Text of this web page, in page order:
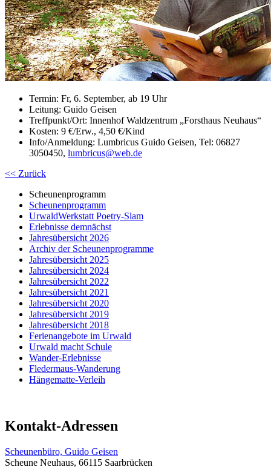
Termin: Fr, 6. September, ab 19 Uhr
Leitung: Guido Geisen
Treffpunkt/Ort: Innenhof Waldzentrum „Forsthaus Neuhaus“
Kosten: 9 €/Erw., 4,50 €/Kind
Info/Anmeldung: Lumbricus Guido Geisen, Tel: 06827
3050450, lumbricus@web.de
<< Zurück
Scheunenprogramm
Scheunenprogramm
UrwaldWerkstatt Poetry-Slam
Erlebnisse demnächst
Jahresübersicht 2026
Archiv der Scheunenprogramme
Jahresübersicht 2025
Jahresübersicht 2024
Jahresübersicht 2022
Jahresübersicht 2021
Jahresübersicht 2020
Jahresübersicht 2019
Jahresübersicht 2018
Ferienangebote im Urwald
Urwald macht Schule
Wander-Erlebnisse
Fledermaus-Wanderung
Hängematte-Verleih
Kontakt-Adressen
Scheunenbüro, Guido Geisen
Scheune Neuhaus, 66115 Saarbrücken